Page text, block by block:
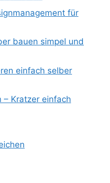
für
bauen simpel und
einfach selber
– Kratzer einfach